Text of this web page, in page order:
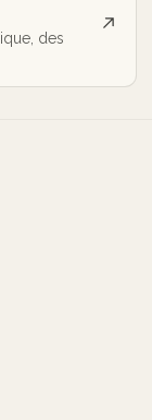
des